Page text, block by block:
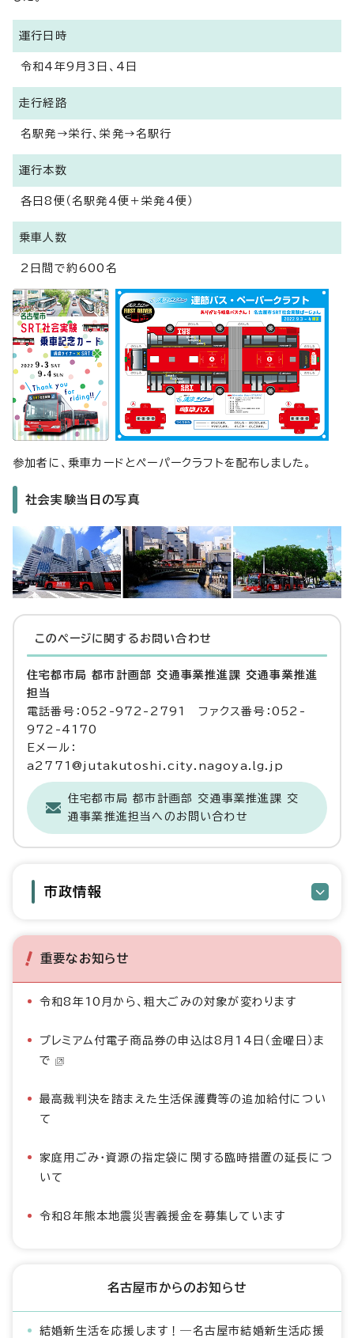
運行日時
令和4年9月3日、4日
走行経路
名駅発→栄行、栄発→名駅行
運行本数
各日8便（名駅発4便＋栄発4便）
乗車人数
2日間で約600名
参加者に、乗車カードとペーパークラフトを配布しました。
社会実験当日の写真
このページに関する お問い合わせ
住宅都市局 都市計画部 交通事業推進課 交通事業推進
担当
電話番号：052-972-2791 ファクス番号：052-
972-4170
Eメール：
a2771@jutakutoshi.city.nagoya.lg.jp
住宅都市局 都市計画部 交通事業推進課 交
通事業推進担当へのお問い合わせ
市政情報
重要なお知らせ
令和8年10月から、粗大ごみの対象が変わります
プレミアム付電子商品券の申込は8月14日（金曜日）ま
で
最高裁判決を踏まえた生活保護費等の追加給付につい
て
家庭用ごみ・資源の指定袋に関する臨時措置の延長につ
いて
令和8年熊本地震災害義援金を募集しています
名古屋市からのお知らせ
結婚新生活を応援します！―名古屋市結婚新生活応援